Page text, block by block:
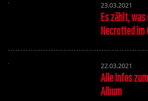
23.03.2021
Es zählt,
Necrotted im
22.03.2021
Alle Infos
Album